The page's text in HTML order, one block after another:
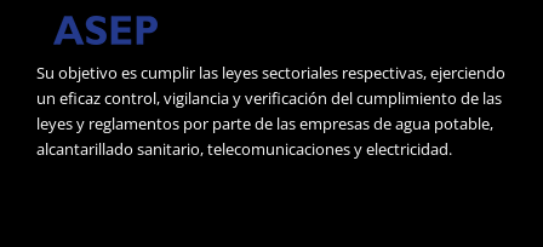
Su objetivo es cumplir las leyes sectoriales respectivas, ejerciendo
un eficaz control, vigilancia y verificación del cumplimiento de las
leyes y reglamentos por parte de las empresas de agua potable,
alcantarillado sanitario, telecomunicaciones y electricidad.